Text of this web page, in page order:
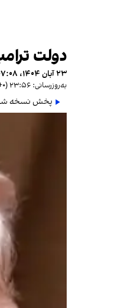
دولت ترامپ با
۲۳ آبان ۱۴۰۴، ۰۷:۰۸ (‎+۰ گرینویچ)
به‌روزرسانی: ۲۳:۵۶ (‎+۰ گرینویچ)
پخش نسخه